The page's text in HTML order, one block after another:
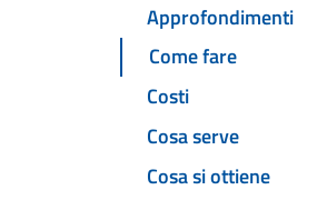
Approfondimenti
Come fare
Costi
Cosa serve
Cosa si ottiene